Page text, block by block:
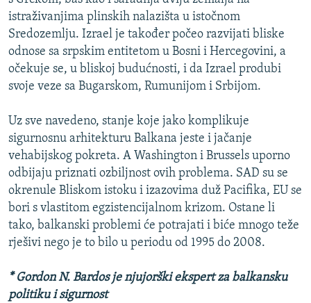
istraživanjima plinskih nalazišta u istočnom
Sredozemlju. Izrael je također počeo razvijati bliske
odnose sa srpskim entitetom u Bosni i Hercegovini, a
očekuje se, u bliskoj budućnosti, i da Izrael produbi
svoje veze sa Bugarskom, Rumunijom i Srbijom.
Uz sve navedeno, stanje koje jako komplikuje
sigurnosnu arhitekturu Balkana jeste i jačanje
vehabijskog pokreta. A Washington i Brussels uporno
odbijaju priznati ozbiljnost ovih problema. SAD su se
okrenule Bliskom istoku i izazovima duž Pacifika, EU se
bori s vlastitom egzistencijalnom krizom. Ostane li
tako, balkanski problemi će potrajati i biće mnogo teže
rješivi nego je to bilo u periodu od 1995 do 2008.
* Gordon N. Bardos je njujorški ekspert za balkansku
politiku i sigurnost